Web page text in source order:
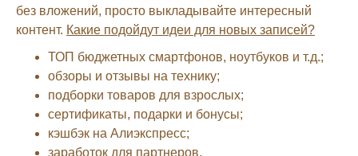
без вложений, просто выкладывайте интересный
контент. Какие подойдут идеи для новых записей?
ТОП бюджетных смартфонов, ноутбуков и т.д.;
обзоры и отзывы на технику;
подборки товаров для взрослых;
сертификаты, подарки и бонусы;
кэшбэк на Алиэкспресс;
заработок для партнеров.